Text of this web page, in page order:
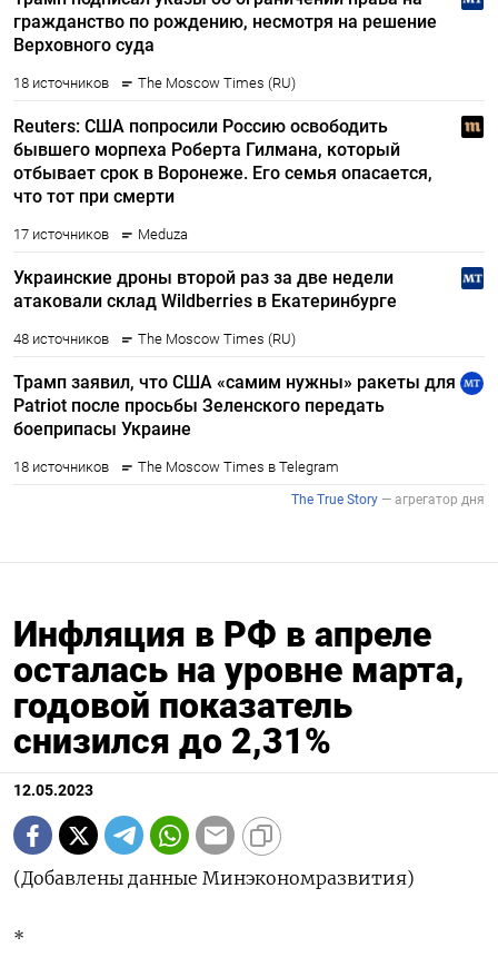
Инфляция в РФ в апреле
осталась на уровне марта,
годовой показатель
снизился до 2,31%
12.05.2023
(Добавлены данные Минэкономразвития)
*